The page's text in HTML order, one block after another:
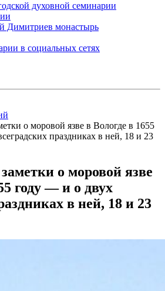
духовной семинарии
Димитриев монастырь
в социальных сетях
о моровой язве в Вологде в 1655
праздниках в ней, 18 и 23
о моровой язве
году — и о двух
в ней, 18 и 23